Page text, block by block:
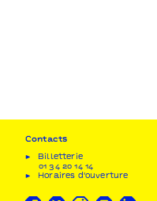
Contacts
Billetterie
01 34 20 14 14
Horaires d'ouverture